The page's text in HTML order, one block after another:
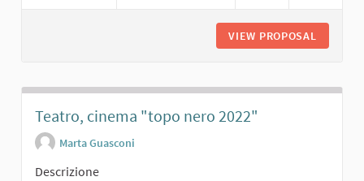
VIEW PROPOSAL
Teatro, cinema "topo nero 2022"
Marta Guasconi
Descrizione